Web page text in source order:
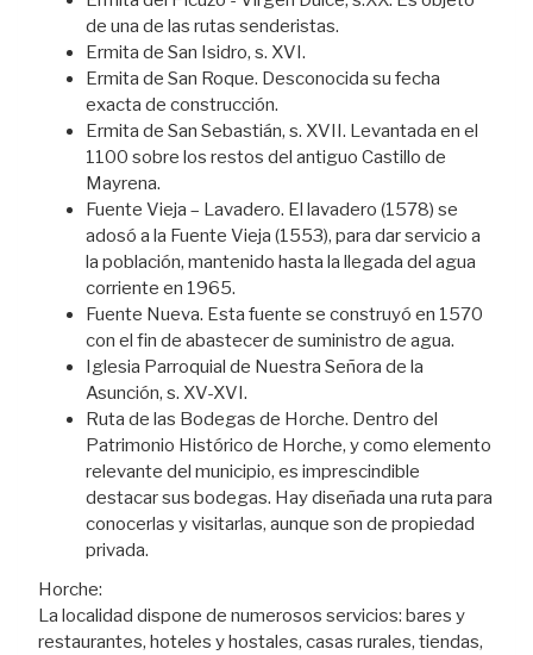
de una de las rutas senderistas.
Ermita de San Isidro, s. XVI.
Ermita de San Roque. Desconocida su fecha
exacta de construcción.
Ermita de San Sebastián, s. XVII. Levantada en el
1100 sobre los restos del antiguo Castillo de
Mayrena.
Fuente Vieja – Lavadero. El lavadero (1578) se
adosó a la Fuente Vieja (1553), para dar servicio a
la población, mantenido hasta la llegada del agua
corriente en 1965.
Fuente Nueva. Esta fuente se construyó en 1570
con el fin de abastecer de suministro de agua.
Iglesia Parroquial de Nuestra Señora de la
Asunción, s. XV-XVI.
Ruta de las Bodegas de Horche. Dentro del
Patrimonio Histórico de Horche, y como elemento
relevante del municipio, es imprescindible
destacar sus bodegas. Hay diseñada una ruta para
conocerlas y visitarlas, aunque son de propiedad
privada.
Horche:
La localidad dispone de numerosos servicios: bares y
restaurantes, hoteles y hostales, casas rurales, tiendas,